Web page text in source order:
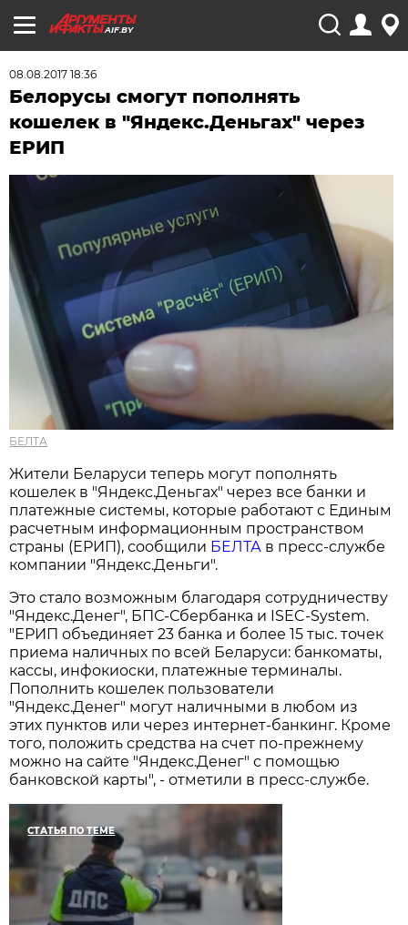
AIF.BY
08.08.2017 18:36
Белорусы смогут пополнять
кошелек в "Яндекс.Деньгах" через
ЕРИП
БЕЛТА
Жители Беларуси теперь могут пополнять
кошелек в "Яндекс.Деньгах" через все банки и
платежные системы, которые работают с Единым
расчетным информационным пространством
страны (ЕРИП), сообщили БЕЛТА в пресс-службе
компании "Яндекс.Деньги".
Это стало возможным благодаря сотрудничеству
"Яндекс.Денег", БПС-Сбербанка и ISEC-System.
"ЕРИП объединяет 23 банка и более 15 тыс. точек
приема наличных по всей Беларуси: банкоматы,
кассы, инфокиоски, платежные терминалы.
Пополнить кошелек пользователи
"Яндекс.Денег" могут наличными в любом из
этих пунктов или через интернет-банкинг. Кроме
того, положить средства на счет по-прежнему
можно на сайте "Яндекс.Денег" с помощью
банковской карты", - отметили в пресс-службе.
СТАТЬЯ ПО ТЕМЕ